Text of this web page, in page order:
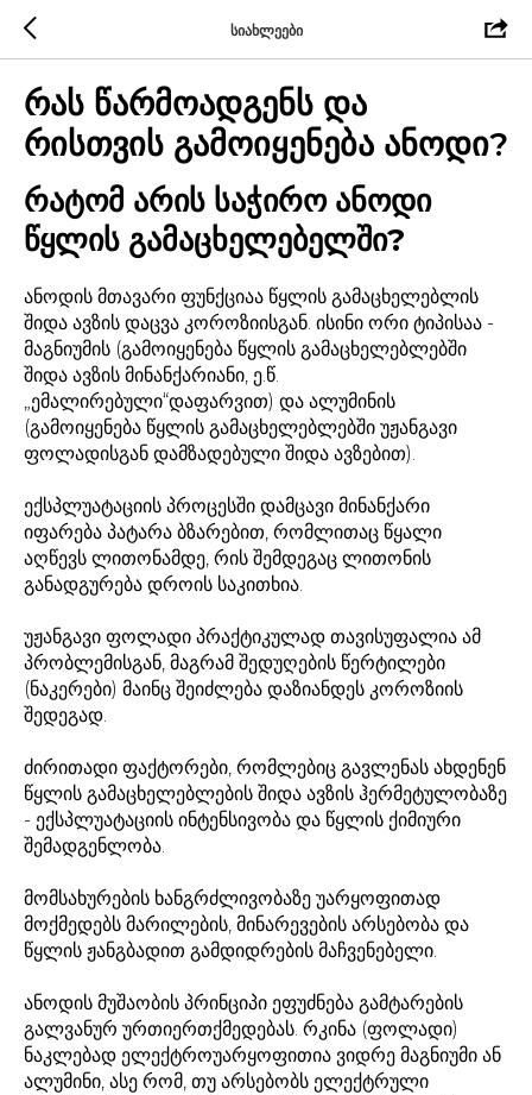
სიახლეები
რას წარმოადგენს და
რისთვის გამოიყენება ანოდი?
რატომ არის საჭირო ანოდი
წყლის გამაცხელებელში?
ანოდის მთავარი ფუნქციაა წყლის გამაცხელებლის
შიდა ავზის დაცვა კოროზიისგან. ისინი ორი ტიპისაა -
მაგნიუმის (გამოიყენება წყლის გამაცხელებლებში
შიდა ავზის მინანქარიანი, ე.წ.
„ემალირებული“დაფარვით) და ალუმინის
(გამოიყენება წყლის გამაცხელებლებში უჟანგავი
ფოლადისგან დამზადებული შიდა ავზებით).
ექსპლუატაციის პროცესში დამცავი მინანქარი
იფარება პატარა ბზარებით, რომლითაც წყალი
აღწევს ლითონამდე, რის შემდეგაც ლითონის
განადგურება დროის საკითხია.
უჟანგავი ფოლადი პრაქტიკულად თავისუფალია ამ
პრობლემისგან, მაგრამ შედუღების წერტილები
(ნაკერები) მაინც შეიძლება დაზიანდეს კოროზიის
შედეგად.
ძირითადი ფაქტორები, რომლებიც გავლენას ახდენენ
წყლის გამაცხელებლების შიდა ავზის ჰერმეტულობაზე
- ექსპლუატაციის ინტენსივობა და წყლის ქიმიური
შემადგენლობა.
მომსახურების ხანგრძლივობაზე უარყოფითად
მოქმედებს მარილების, მინარევების არსებობა და
წყლის ჟანგბადით გამდიდრების მაჩვენებელი.
ანოდის მუშაობის პრინციპი ეფუძნება გამტარების
გალვანურ ურთიერთქმედებას. რკინა (ფოლადი)
ნაკლებად ელექტროუარყოფითია ვიდრე მაგნიუმი ან
ალუმინი, ასე რომ, თუ არსებობს ელექტრული